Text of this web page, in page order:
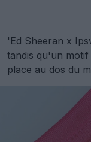
'Ed Sheeran x
tandis qu'un
place au dos du